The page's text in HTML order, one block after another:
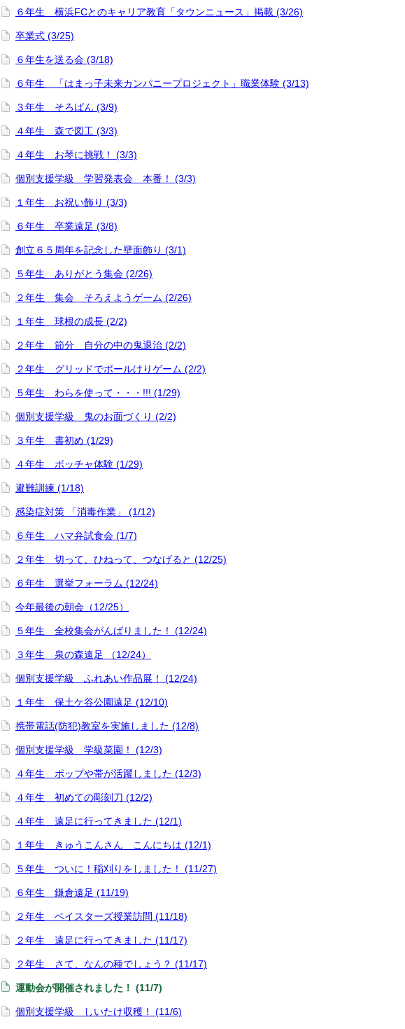
６年生 横浜FCとのキャリア教育「タウンニュース」掲載 (3/26)
卒業式 (3/25)
６年生を送る会 (3/18)
６年生 「はまっ子未来カンパニープロジェクト」職業体験 (3/13)
３年生 そろばん (3/9)
４年生 森で図工 (3/3)
４年生 お琴に挑戦！ (3/3)
個別支援学級 学習発表会 本番！ (3/3)
１年生 お祝い飾り (3/3)
６年生 卒業遠足 (3/8)
創立６５周年を記念した壁面飾り (3/1)
５年生 ありがとう集会 (2/26)
２年生 集会 そろえようゲーム (2/26)
１年生 球根の成長 (2/2)
２年生 節分 自分の中の鬼退治 (2/2)
２年生 グリッドでボールけりゲーム (2/2)
５年生 わらを使って・・・!!! (1/29)
個別支援学級 鬼のお面づくり (2/2)
３年生 書初め (1/29)
４年生 ボッチャ体験 (1/29)
避難訓練 (1/18)
感染症対策 「消毒作業」 (1/12)
６年生 ハマ弁試食会 (1/7)
２年生 切って、ひねって、つなげると (12/25)
６年生 選挙フォーラム (12/24)
今年最後の朝会（12/25）
５年生 全校集会がんばりました！ (12/24)
３年生 泉の森遠足 （12/24）
個別支援学級 ふれあい作品展！ (12/24)
１年生 保土ケ谷公園遠足 (12/10)
携帯電話(防犯)教室を実施しました (12/8)
個別支援学級 学級菜園！ (12/3)
４年生 ポップや帯が活躍しました (12/3)
４年生 初めての彫刻刀 (12/2)
４年生 遠足に行ってきました (12/1)
１年生 きゅうこんさん こんにちは (12/1)
５年生 ついに！稲刈りをしました！ (11/27)
６年生 鎌倉遠足 (11/19)
２年生 ベイスターズ授業訪問 (11/18)
２年生 遠足に行ってきました (11/17)
２年生 さて、なんの種でしょう？ (11/17)
運動会が開催されました！ (11/7)
個別支援学級 しいたけ収穫！ (11/6)